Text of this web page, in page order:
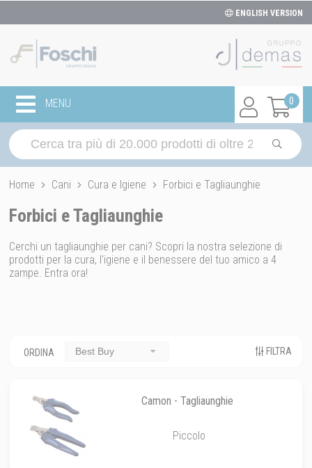
ENGLISH VERSION
0
MENU
Home Cani Cura e Igiene Forbici e Tagliaunghie
Forbici e Tagliaunghie
Cerchi un tagliaunghie per cani? Scopri la nostra selezione di
prodotti per la cura, l'igiene e il benessere del tuo amico a 4
zampe. Entra ora!
ORDINA Best Buy FILTRA
Camon - Tagliaunghie
Piccolo